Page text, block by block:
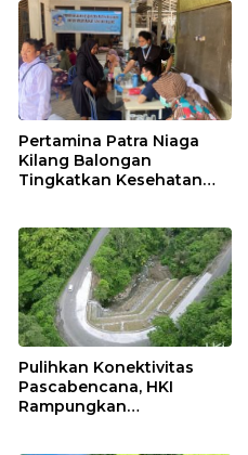
Pertamina Patra Niaga
Kilang Balongan
Tingkatkan Kesehatan
Rutin dan Edukasi
Perawatan Gigi
Pulihkan Konektivitas
Pascabencana, HKI
Rampungkan